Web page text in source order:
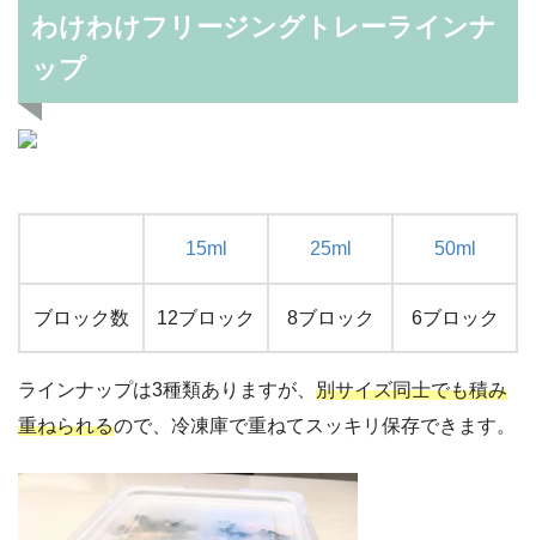
わけわけフリージングトレーラインナ
ップ
15ml 25ml 50ml
ブロック数 12ブロック 8ブロック 6ブロック
ラインナップは3種類ありますが、 別サイズ同士でも積み
重ねられるので、冷凍庫で重ねてスッキリ保存できます。